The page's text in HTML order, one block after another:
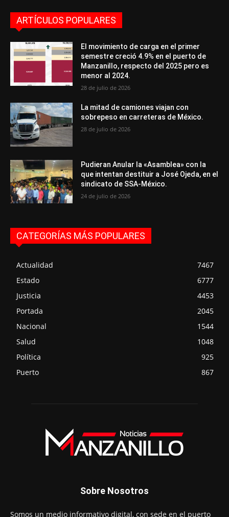
ARTÍCULOS POPULARES
El movimiento de carga en el primer
semestre creció 4.9% en el puerto de
Manzanillo, respecto del 2025 pero es
menor al 2024.
28 de julio de 2026
La mitad de camiones viajan con
sobrepeso en carreteras de México.
28 de julio de 2026
Pudieran Anular la «Asamblea» con la
que intentan destituir a José Ojeda, en el
sindicato de SSA-México.
24 de julio de 2026
CATEGORÍAS MÁS POPULARES
Actualidad
7467
Estado
6777
Justicia
4453
Portada
2045
Nacional
1544
Salud
1048
Política
925
Puerto
867
Sobre Nosotros
Somos un medio informativo digital, con sede en el puerto